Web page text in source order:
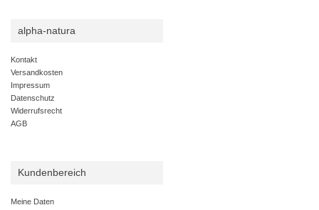
alpha-natura
Kontakt
Versandkosten
Impressum
Datenschutz
Widerrufsrecht
AGB
Kundenbereich
Meine Daten